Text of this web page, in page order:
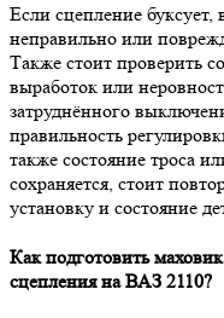
Если сцепление
неправильно или
Также стоит проверить
выработок или
затруднённого
правильность
также состояние троса
сохраняется, стоит
установку и состояние
Как подготовить
сцепления на ВАЗ 2110?